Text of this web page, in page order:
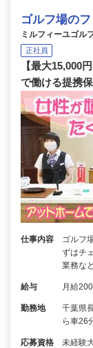
ゴルフ場の
ミルフィーユゴル
正社員
【最大15,000
で働ける提携
仕事内容
ゴルフ
ずはチ
業務な
給与 月給
勤務地
千葉県
ら車26
応募資格 未経験